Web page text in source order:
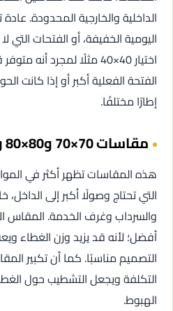
الداخلية والخارجية المحدودة.
اليومية الخفيفة، أو الفتحات
اختيار 40×40 مثلًا لمجرد
الفتحة الفعلية أكبر أو إذا كانت
إطارًا مختلفًا.
مقاسات 70×70 و80×80 و90×90
هذه المقاسات تظهر أكثر في
التي تحتاج وصولًا أكبر إلى
والسرداب وغرف الخدمة. المقاس
أفضل؛ لأنه قد يزيد وزن الغطاء
التصميم مناسبًا. كما أن تكبير
التكلفة ويجعل التشطيب حول
الهبوط.